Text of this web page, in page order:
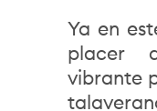
Ya en
placer
vibrante